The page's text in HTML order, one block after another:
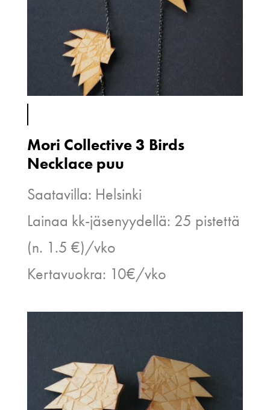
Mori Collective 3 Birds
Necklace puu
Saatavilla: Helsinki
Lainaa kk-jäsenyydellä: 25 pistettä
(n. 1.5 €)/vko
Kertavuokra: 10€/vko